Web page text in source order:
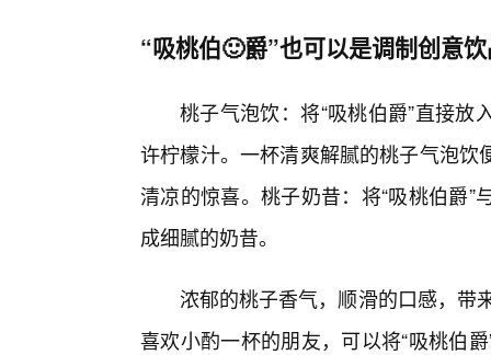
“吸桃伯🙂爵”也可以是调制创意
桃子气泡饮：将“吸桃伯爵”直接
许柠檬汁。一杯清爽解腻的桃子气泡
清凉的惊喜。桃子奶昔：将“吸桃伯爵
成细腻的奶昔。
浓郁的桃子香气，顺滑的口感，带
喜欢小酌一杯的朋友，可以将“吸桃伯